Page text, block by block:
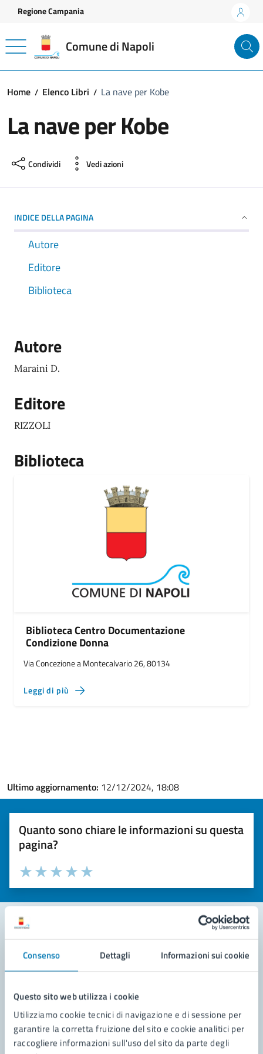
Consenso Dettagli Informazioni sui cookie
Questo sito web utilizza i cookie
Utilizziamo cookie tecnici di navigazione e di sessione per
garantire la corretta fruizione del sito e cookie analitici per
raccogliere informazioni sull'uso del sito da parte degli
Vai ai contenuti
Vai al footer
Regione Campania
Comune di Napoli
Home Elenco Libri La nave per Kobe
La nave per Kobe
Condividi Vedi azioni
INDICE DELLA PAGINA
Autore
Editore
Biblioteca
Autore
Maraini D.
Editore
RIZZOLI
Biblioteca
Biblioteca Centro Documentazione
Condizione Donna
Via Concezione a Montecalvario 26, 80134
Leggi di più
Ultimo aggiornamento: 12/12/2024, 18:08
Quanto sono chiare le informazioni su questa
pagina?
Valuta la chiarezza delle informazioni (da 1 a 5 stelle)
Seleziona il numero di stelle per valutare la chiarezza delle
Valuta 5 stelle su 5
Valuta 4 stelle su 5
Valuta 3 stelle su 5
Valuta 2 stelle su 5
Valuta 1 stelle su 5
Contatta il comune
Leggi le domande frequenti
Richiedi assistenza
Prenota appuntamento